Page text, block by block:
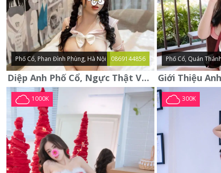
Phố Cổ, Phan Đình Phùng, Hà Nội 0869144856
Diệp Anh Phố Cổ, Ngực Thật Vú To Thơm Tho Quyến Rũ
Phố Cổ, Quán
1000K 300K